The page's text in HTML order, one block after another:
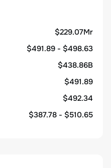
$229.07Mr
$491.89 - $498.63
$438.86B
$491.89
$492.34
$387.78 - $510.65